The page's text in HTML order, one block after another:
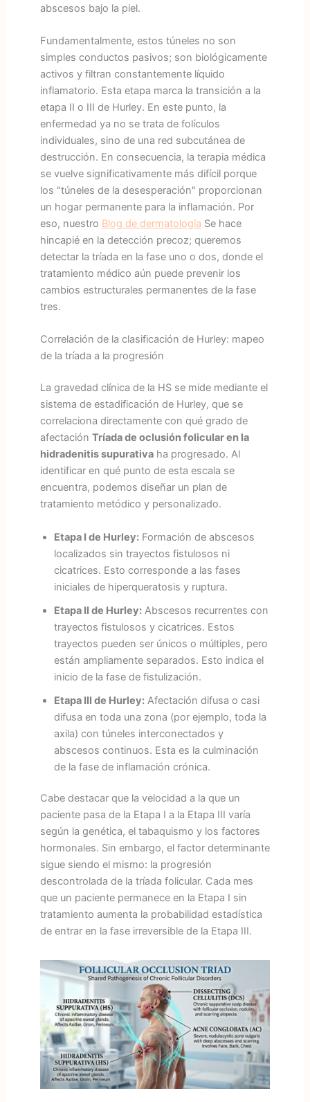
abscesos bajo la piel.
Fundamentalmente, estos túneles no son
simples conductos pasivos; son biológicamente
activos y filtran constantemente líquido
inflamatorio. Esta etapa marca la transición a la
etapa II o III de Hurley. En este punto, la
enfermedad ya no se trata de folículos
individuales, sino de una red subcutánea de
destrucción. En consecuencia, la terapia médica
se vuelve significativamente más difícil porque
los "túneles de la desesperación" proporcionan
un hogar permanente para la inflamación. Por
eso, nuestro Blog de dermatología Se hace
hincapié en la detección precoz; queremos
detectar la tríada en la fase uno o dos, donde el
tratamiento médico aún puede prevenir los
cambios estructurales permanentes de la fase
tres.
Correlación de la clasificación de Hurley: mapeo
de la tríada a la progresión
La gravedad clínica de la HS se mide mediante el
sistema de estadificación de Hurley, que se
correlaciona directamente con qué grado de
afectación Tríada de oclusión folicular en la
hidradenitis supurativaha progresado. Al
identificar en qué punto de esta escala se
encuentra, podemos diseñar un plan de
tratamiento metódico y personalizado.
Etapa I de Hurley:Formación de abscesos
localizados sin trayectos fistulosos ni
cicatrices. Esto corresponde a las fases
iniciales de hiperqueratosis y ruptura.
Etapa II de Hurley:Abscesos recurrentes con
trayectos fistulosos y cicatrices. Estos
trayectos pueden ser únicos o múltiples, pero
están ampliamente separados. Esto indica el
inicio de la fase de fistulización.
Etapa III de Hurley:Afectación difusa o casi
difusa en toda una zona (por ejemplo, toda la
axila) con túneles interconectados y
abscesos continuos. Esta es la culminación
de la fase de inflamación crónica.
Cabe destacar que la velocidad a la que un
paciente pasa de la Etapa I a la Etapa III varía
según la genética, el tabaquismo y los factores
hormonales. Sin embargo, el factor determinante
sigue siendo el mismo: la progresión
descontrolada de la tríada folicular. Cada mes
que un paciente permanece en la Etapa I sin
tratamiento aumenta la probabilidad estadística
de entrar en la fase irreversible de la Etapa III.